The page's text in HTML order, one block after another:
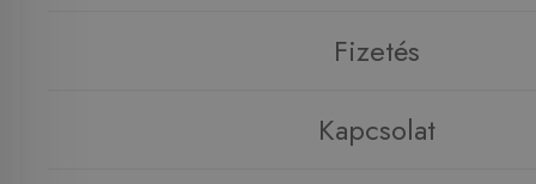
Fizetés
Kapcsolat